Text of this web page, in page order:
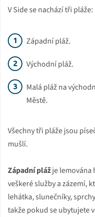
V Side se nachází tři pláže:
Západní pláž.
Východní pláž.
Malá pláž na
Městě.
Všechny tři pláže jsou
mušlí.
Západní plážje lemována
veškeré služby a zázemí,
lehátka, slunečníky,
takže pokud se ubytujete